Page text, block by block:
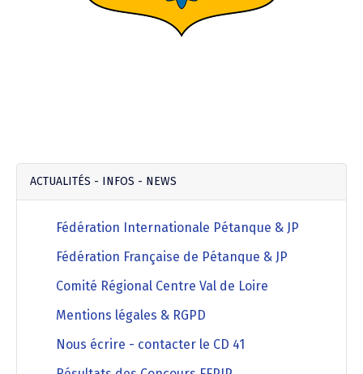
ACTUALITÉS - INFOS - NEWS
Fédération Internationale Pétanque & JP
Fédération Française de Pétanque & JP
Comité Régional Centre Val de Loire
Mentions légales & RGPD
Nous écrire - contacter le CD 41